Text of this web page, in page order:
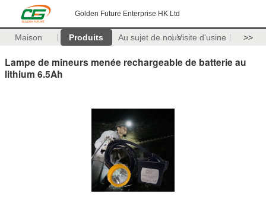
Golden Future Enterprise HK Ltd
Maison Produits Au sujet de nousVisite d'usine >>
Lampe de mineurs menée rechargeable de batterie au
lithium 6.5Ah